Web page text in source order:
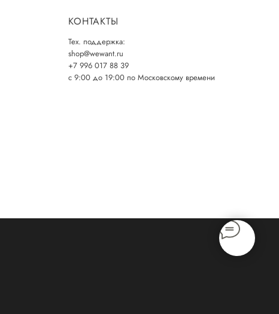
КОНТАКТЫ
Тех. поддержка:
shop@wewant.ru
+7 996 017 88 39
c 9:00 до 19:00 по Московскому времени